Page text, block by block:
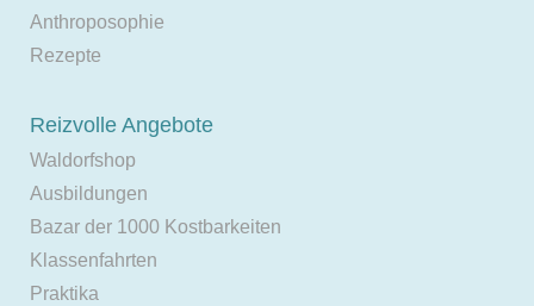
Anthroposophie
Rezepte
Reizvolle Angebote
Waldorfshop
Ausbildungen
Bazar der 1000 Kostbarkeiten
Klassenfahrten
Praktika